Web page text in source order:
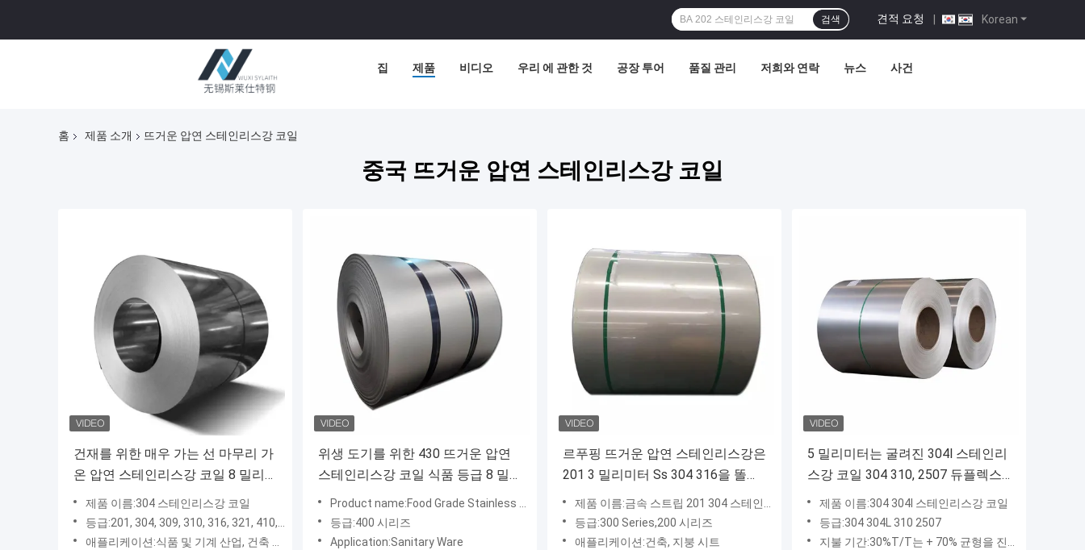
Korean
견적 요청 |
검색
집 제품 비디오 우리 에 관한 것 공장 투어 품질 관리 저희와 연락 뉴스 사건
홈 제품 소개 뜨거운 압연 스테인리스강 코일
중국 뜨거운 압연 스테인리스강 코일
건재를 위한 매우 가는 선 마무리 가
온 압연 스테인리스강 코일 8 밀리
미터 304
제품 이름:304 스테인리스강 코일
등급:201, 304, 309, 310, 316, 321, 410, 430, 904L
애플리케이션:식품 및 기계 산업, 건축 분야
위생 도기를 위한 430 뜨거운 압연
스테인리스강 코일 식품 등급 8 밀
리미터
Product name:Food Grade Stainless Steel Coil
등급:400 시리즈
Application:Sanitary Ware
르푸핑 뜨거운 압연 스테인리스강은
201 3 밀리미터 Ss 304 316을 똘똘
감습니다
제품 이름:금속 스트립 201 304 스테인리스 스틸 시트 코일
등급:300 Series,200 시리즈
애플리케이션:건축, 지붕 시트
5 밀리미터는 굴려진 304l 스테인리
스강 코일 304 310, 2507 듀플렉스
강 코일을 뜨겁게 합니다
제품 이름:304 304l 스테인리스강 코일
등급:304 304L 310 2507
지불 기간:30%T/T는 + 70% 균형을 진보시킵니다